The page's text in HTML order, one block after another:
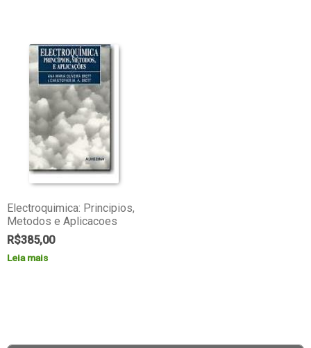
Electroquimica: Principios,
Metodos e Aplicacoes
R$385,00
Leia mais